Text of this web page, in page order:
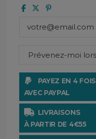
PAYEZ EN 4 FOIS
AVEC PAYPAL
LIVRAISONS
À PARTIR DE 4€55